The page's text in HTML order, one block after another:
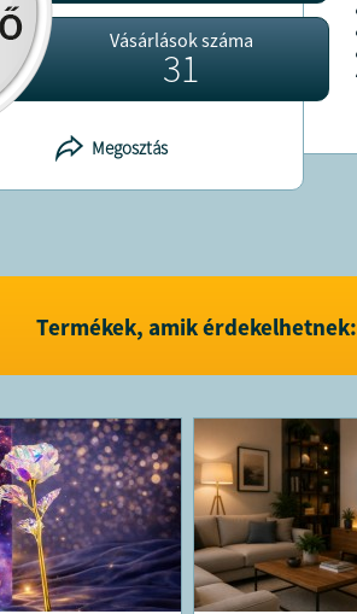
Vásárlások száma
31
Megosztás
Termékek, amik érdekelhetnek: